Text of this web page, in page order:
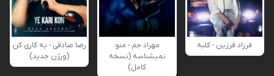
فرزاد فرزین - کلبه
مهراد جم - منو
نمیشناسه (نسخه
کامل)
رضا صادقی - یه کاری کن
(ورژن جدید)